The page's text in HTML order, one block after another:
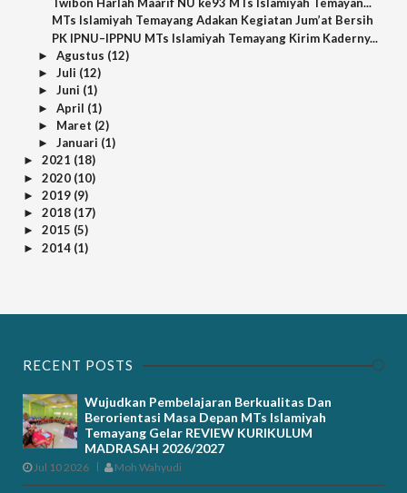
MTs Islamiyah Temayang Adakan Kegiatan Jum’at Bersih
PK IPNU–IPPNU MTs Islamiyah Temayang Kirim Kaderny...
► Agustus (12)
► Juli (12)
► Juni (1)
► April (1)
► Maret (2)
► Januari (1)
► 2021 (18)
► 2020 (10)
► 2019 (9)
► 2018 (17)
► 2015 (5)
► 2014 (1)
RECENT POSTS
Wujudkan Pembelajaran Berkualitas Dan
Berorientasi Masa Depan MTs Islamiyah
Temayang Gelar REVIEW KURIKULUM
MADRASAH 2026/2027
Jul 10 2026 Moh Wahyudi